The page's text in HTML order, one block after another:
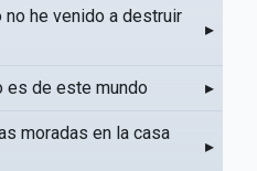
no he venido a destruir
▸
es de este mundo ▸
moradas en la casa
▸